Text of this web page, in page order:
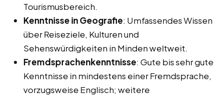
Tourismusbereich.
Kenntnisse in Geografie: Umfassendes Wissen
über Reiseziele, Kulturen und
Sehenswürdigkeiten in Minden weltweit.
Fremdsprachenkenntnisse: Gute bis sehr gute
Kenntnisse in mindestens einer Fremdsprache,
vorzugsweise Englisch; weitere